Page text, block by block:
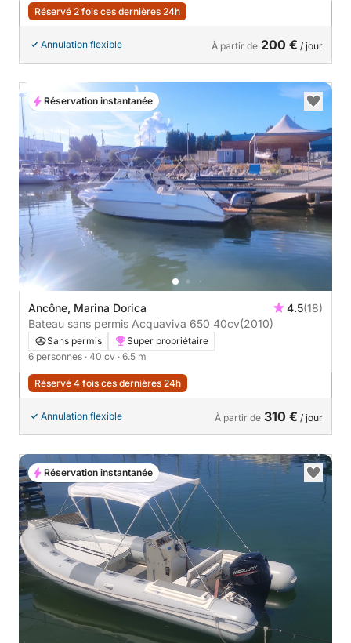
Réservé 2 fois ces dernières 24h
Annulation flexible À partir de 200 € / jour
Ancône, Marina Dorica 4.5(18)
Bateau sans permis Acquaviva 650 40cv(2010)
Sans permis
Super propriétaire
6 personnes · 40 cv · 6.5 m
Réservé 4 fois ces dernières 24h
Annulation flexible À partir de 310 € / jour
Réservation instantanée
Réservation instantanée